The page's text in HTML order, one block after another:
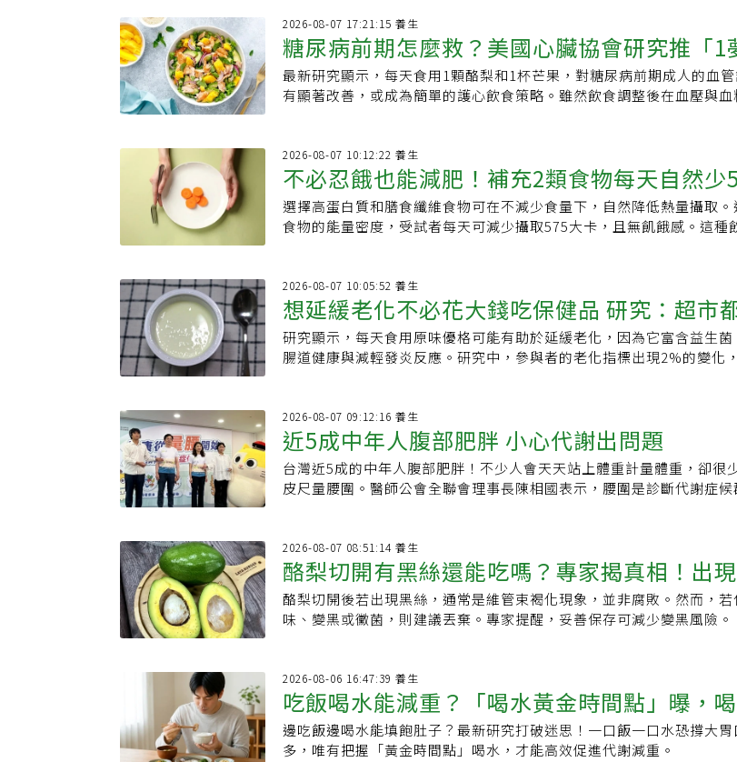
2026-08-07 17:21:15 養生
糖尿病前期怎麼救？美國心臟協會研究推「1
果組合」 酪梨加它改善血管功能
最新研究顯示，每天食用1顆酪梨和1杯芒果，對糖尿病前期成人的血
有顯著改善，或成為簡單的護心飲食策略。雖然飲食調整後在血壓與血
2026-08-07 10:12:22 養生
不必忍餓也能減肥！補充2類食物每天自然少
卡「還能吃飽飽的」
選擇高蛋白質和膳食纖維食物可在不減少食量下，自然降低熱量攝取
食物的能量密度，受試者每天可減少攝取575大卡，且無飢餓感。這種
2026-08-07 10:05:52 養生
想延緩老化不必花大錢吃保健品 研究：超市
到的1便宜食品就可以
研究顯示，每天食用原味優格可能有助於延緩老化，因為它富含益生菌
腸道健康與減輕發炎反應。研究中，參與者的老化指標出現2%的變化
2026-08-07 09:12:16 養生
近5成中年人腹部肥胖 小心代謝出問題
台灣近5成的中年人腹部肥胖！不少人會天天站上體重計量體重，卻很
皮尺量腰圍。醫師公會全聯會理事長陳相國表示，腰圍是診斷代謝症候
2026-08-07 08:51:14 養生
酪梨切開有黑絲還能吃嗎？專家揭真相！出
況」快丟掉
酪梨切開後若出現黑絲，通常是維管束褐化現象，並非腐敗。然而，若
味、變黑或黴菌，則建議丟棄。專家提醒，妥善保存可減少變黑風險。
2026-08-06 16:47:39 養生
吃飯喝水能減重？「喝水黃金時間點」曝，
機反而吃更多
邊吃飯邊喝水能填飽肚子？最新研究打破迷思！一口飯一口水恐撐大胃
多，唯有把握「黃金時間點」喝水，才能高效促進代謝減重。